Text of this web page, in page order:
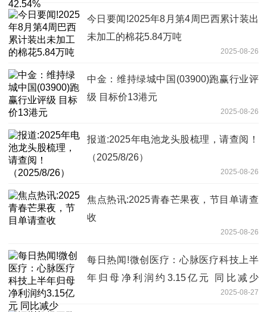
今日要闻!2025年8月第4周巴西累计装出
未加工的棉花5.84万吨
2025-08-26
中金：维持绿城中国(03900)跑赢行业评
级 目标价13港元
2025-08-26
报道:2025年电池龙头股梳理，请查阅！
（2025/8/26）
2025-08-26
焦点热讯:2025青春芒果夜，节目单请查
收
2025-08-26
每日热闻!微创医疗：心脉医疗科技上半
年归母净利润约3.15亿元 同比减少
2025-08-27